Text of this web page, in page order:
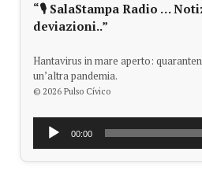
“🎙️ SalaStampa Radio …
deviazioni..”
Hantavirus in mare aperto:
un’altra pandemia.
© 2026 Pulso Cívico
Reproductor
de
audio
00:00